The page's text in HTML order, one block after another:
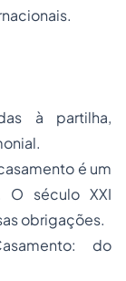
à partilha,
é um
O século XXI
obrigações.
do